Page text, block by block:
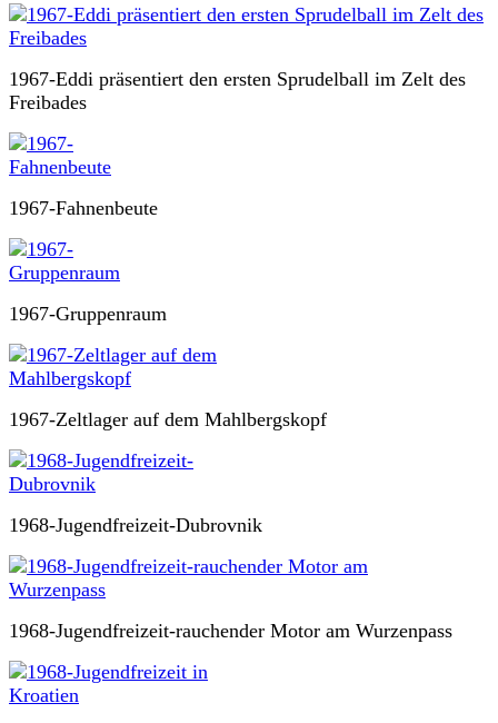
1967-Eddi präsentiert den ersten Sprudelball im Zelt des
Freibades
1967-Fahnenbeute
1967-Gruppenraum
1967-Zeltlager auf dem Mahlbergskopf
1968-Jugendfreizeit-Dubrovnik
1968-Jugendfreizeit-rauchender Motor am Wurzenpass